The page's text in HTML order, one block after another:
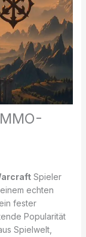
Spieler
echten
fester
Popularität
Spielwelt,